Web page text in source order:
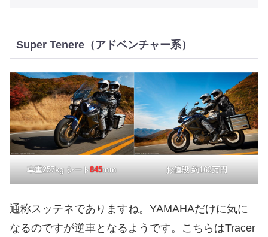
Super Tenere（アドベンチャー系）
車重257kg シート845mm お値段 約163万円
通称スッテネでありますね。YAMAHAだけに気に
なるのですが逆車となるようです。こちらはTracer